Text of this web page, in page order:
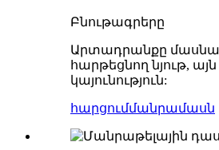
Բնութագրերը
Արտադրանքը
հարթեցնող նյութ,
կայունություն:
հարցումմանրամասն